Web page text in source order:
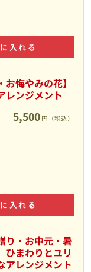
入れる
お悔やみの花】
レンジメント
5,500 円（税込）
入れる
り・お中元・暑
ひまわりとユリ
アレンジメント